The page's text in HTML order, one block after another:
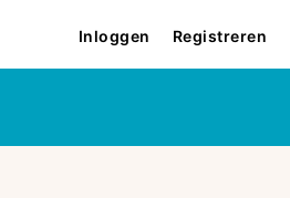
Inloggen Registreren